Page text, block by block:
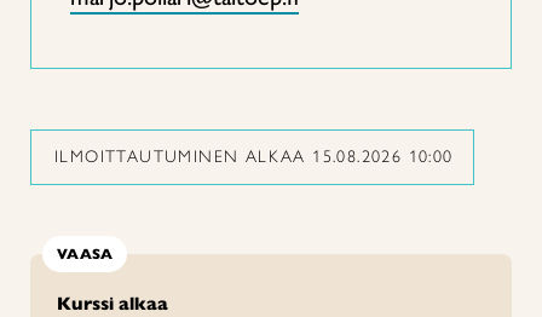
ILMOITTAUTUMINEN ALKAA 15.08.2026 10:00
VAASA
Kurssi alkaa